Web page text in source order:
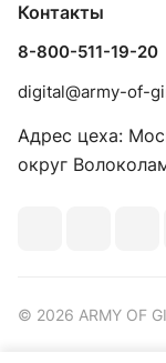
Контакты
8-800-511-19-20
digital@army-of-
Адрес цеха:
округ
© 2026 ARMY OF